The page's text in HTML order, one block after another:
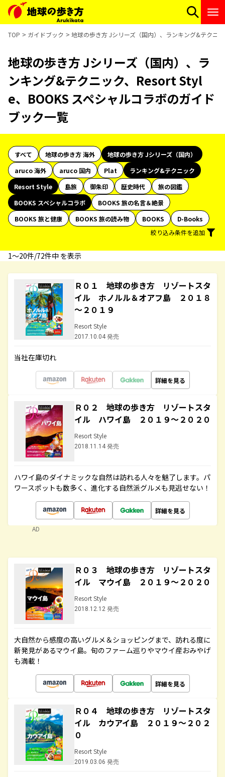
TOP ガイドブック 地球の歩き方 Jシリーズ（国内）、ランキング&テクニ
地球の歩き方 Jシリーズ（国内）、ラ
ンキング&テクニック、Resort Styl
e、BOOKS スペシャルコラボのガイド
ブック一覧
すべて 地球の歩き方 海外
地球の歩き方 Jシリーズ（国内）
aruco 海外
aruco 国内 Plat
ランキング&テクニック
Resort Style
島旅 御朱印 歴史時代
旅の図鑑
BOOKS スペシャルコラボ
BOOKS 旅の名言＆絶景
BOOKS 旅と健康
BOOKS 旅の読み物 BOOKS
D-Books
絞り込み条件を追加
1〜20件/72件中 を表示
Ｒ０１ 地球の歩き方 リゾートスタ
イル ホノルル＆オアフ島 ２０１８
～２０１９
Resort Style
2017.10.04 発売
当社在庫切れ
詳細を見る
Ｒ０２ 地球の歩き方 リゾートスタ
イル ハワイ島 ２０１９～２０２０
Resort Style
2018.11.14 発売
ハワイ島のダイナミックな自然は訪れる人々を魅了します。パ
ワースポットも数多く、進化する自然派グルメも見逃せない！
詳細を見る
AD
Ｒ０３ 地球の歩き方 リゾートスタ
イル マウイ島 ２０１９～２０２０
Resort Style
2018.12.12 発売
大自然から感度の高いグルメ＆ショッピングまで、訪れる度に
新発見があるマウイ島。旬のファーム巡りやマウイ産おみやげ
も満載！
詳細を見る
Ｒ０４ 地球の歩き方 リゾートスタ
イル カウアイ島 ２０１９～２０２
０
Resort Style
2019.03.06 発売